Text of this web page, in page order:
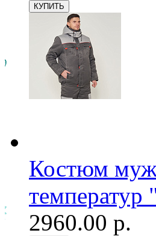
Костюм
температур
2960.00 р.